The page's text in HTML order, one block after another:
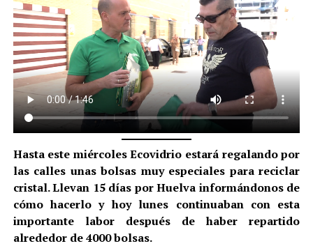
Hasta este miércoles Ecovidrio estará regalando por
las calles unas bolsas muy especiales para reciclar
cristal. Llevan 15 días por Huelva informándonos de
cómo hacerlo y hoy lunes continuaban con esta
importante labor después de haber repartido
alrededor de 4000 bolsas.